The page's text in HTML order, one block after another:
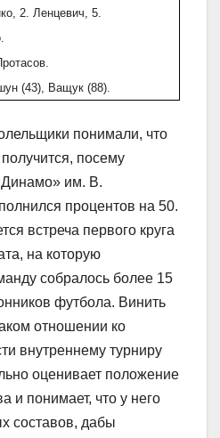
2. Ленцевич, 5.
(43), Ващук (88).
понимали, что
посему
им. В.
процентов на 50.
встреча первого круга
на которую
собралось более 15
футбола. Винить
отношении ко
внутреннему турниру
оценивает положение
и понимает, что у него
составов, дабы